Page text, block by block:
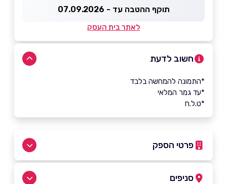
תוקף ההטבה עד - 07.09.2026
לאתר בית העסק
חשוב לדעת
*התמונה להמחשה בלבד
*עד גמר המלאי
*ט.ל.ח
פרטי הספק
סניפים